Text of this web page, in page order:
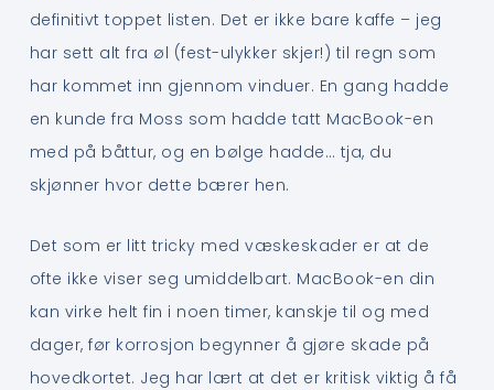
definitivt toppet listen. Det er ikke bare kaffe – jeg
har sett alt fra øl (fest-ulykker skjer!) til regn som
har kommet inn gjennom vinduer. En gang hadde
en kunde fra Moss som hadde tatt MacBook-en
med på båttur, og en bølge hadde… tja, du
skjønner hvor dette bærer hen.
Det som er litt tricky med væskeskader er at de
ofte ikke viser seg umiddelbart. MacBook-en din
kan virke helt fin i noen timer, kanskje til og med
dager, før korrosjon begynner å gjøre skade på
hovedkortet. Jeg har lært at det er kritisk viktig å få